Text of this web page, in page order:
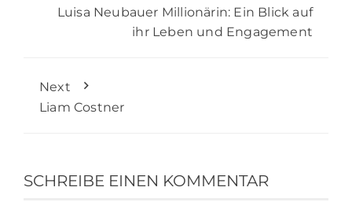
Luisa Neubauer Millionärin: Ein Blick auf
ihr Leben und Engagement
Next
Liam Costner
SCHREIBE EINEN KOMMENTAR